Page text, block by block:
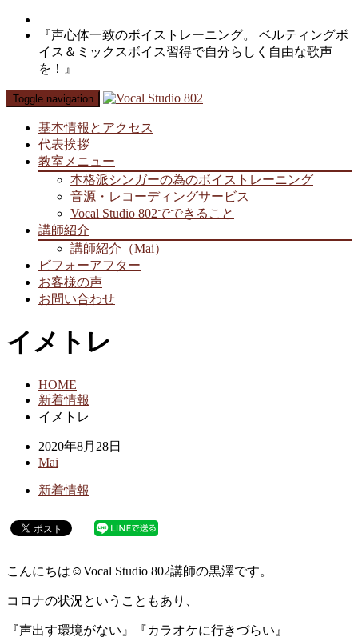
『声心体一致のボイストレーニング。 ベルティングボ
イス＆ミックスボイス習得で自分らしく自由な歌声
を！』
Toggle navigation
基本情報とアクセス
代表挨拶
教室メニュー
本格派シンガーの為のボイストレーニング
音源・レコーディングサービス
Vocal Studio 802でできること
講師紹介
講師紹介（Mai）
ビフォーアフター
お客様の声
お問い合わせ
イメトレ
HOME
新着情報
イメトレ
2020年8月28日
Mai
新着情報
こんにちは☺︎Vocal Studio 802講師の黒澤です。
コロナの状況ということもあり、
『声出す環境がない』『カラオケに行きづらい』